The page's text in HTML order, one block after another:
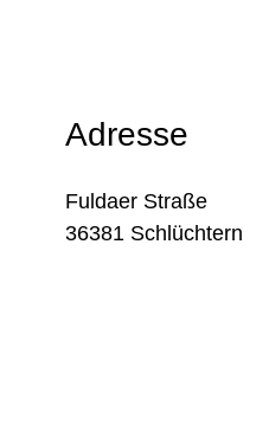
Adresse
Fuldaer Straße
36381 Schlüchtern